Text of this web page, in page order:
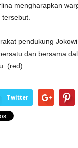
mengharapkan
pendukung
dan bersama
(red).
Twitter